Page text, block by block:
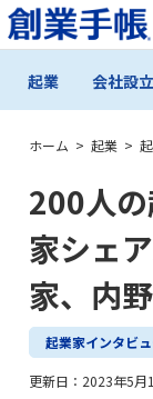
起業 会社設立
ホーム > 起業 >
200人
家シェ
家、内
起業家インタビ
更新日： 2023年5月